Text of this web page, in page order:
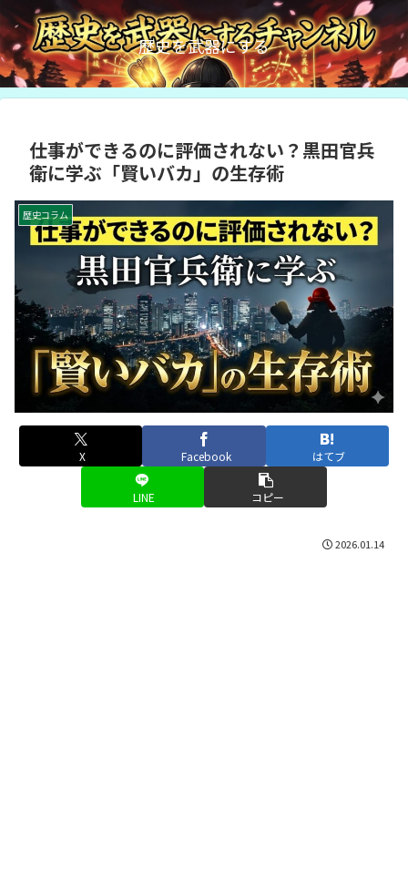
歴史を武器にする
仕事ができるのに評価されない？黒田官兵
衛に学ぶ「賢いバカ」の生存術
歴史コラム
X Facebook はてブ
LINE コピー
2026.01.14